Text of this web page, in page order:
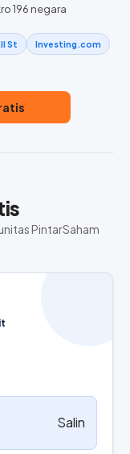
196 negara
St Investing.com
PintarSaham
Salin